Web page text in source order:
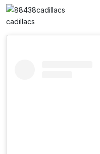
cadillacs